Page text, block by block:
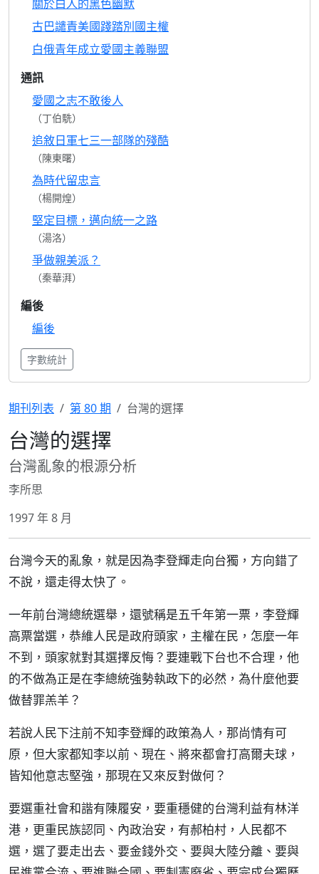
關於白人的黑色幽默
古巴譴責美國踐踏別國主權
白俄青年成立愛國主義聯盟
通訊
愛國之志不敢後人
（丁伯駪）
追敘日軍七三一部隊的殘酷
（陳東曙）
為時代留忠言
（楊開煌）
堅定目標，邁向統一之路
（湯洛）
爭做親美派？
（秦華湃）
編後
編後
字數統計
期刊列表 第 80 期 台灣的選擇
台灣的選擇
台灣亂象的根源分析
李所思
1997 年 8 月
台灣今天的亂象，就是因為李登輝走向台獨，方向錯了
不說，還走得太快了。
一年前台灣總統選舉，還號稱是五千年第一票，李登輝
高票當選，恭維人民是政府頭家，主權在民，怎麼一年
不到，頭家就對其選擇反悔？要連戰下台也不合理，他
的不做為正是在李總統強勢執政下的必然，為什麼他要
做替罪羔羊？
若說人民下注前不知李登輝的政策為人，那尚情有可
原，但大家都知李以前、現在、將來都會打高爾夫球，
皆知他意志堅強，那現在又來反對做何？
要選重社會和諧有陳履安，要重穩健的台灣利益有林洋
港，更重民族認同、內政治安，有郝柏村，人民都不
選，選了要走出去、要金錢外交、要與大陸分離、要與